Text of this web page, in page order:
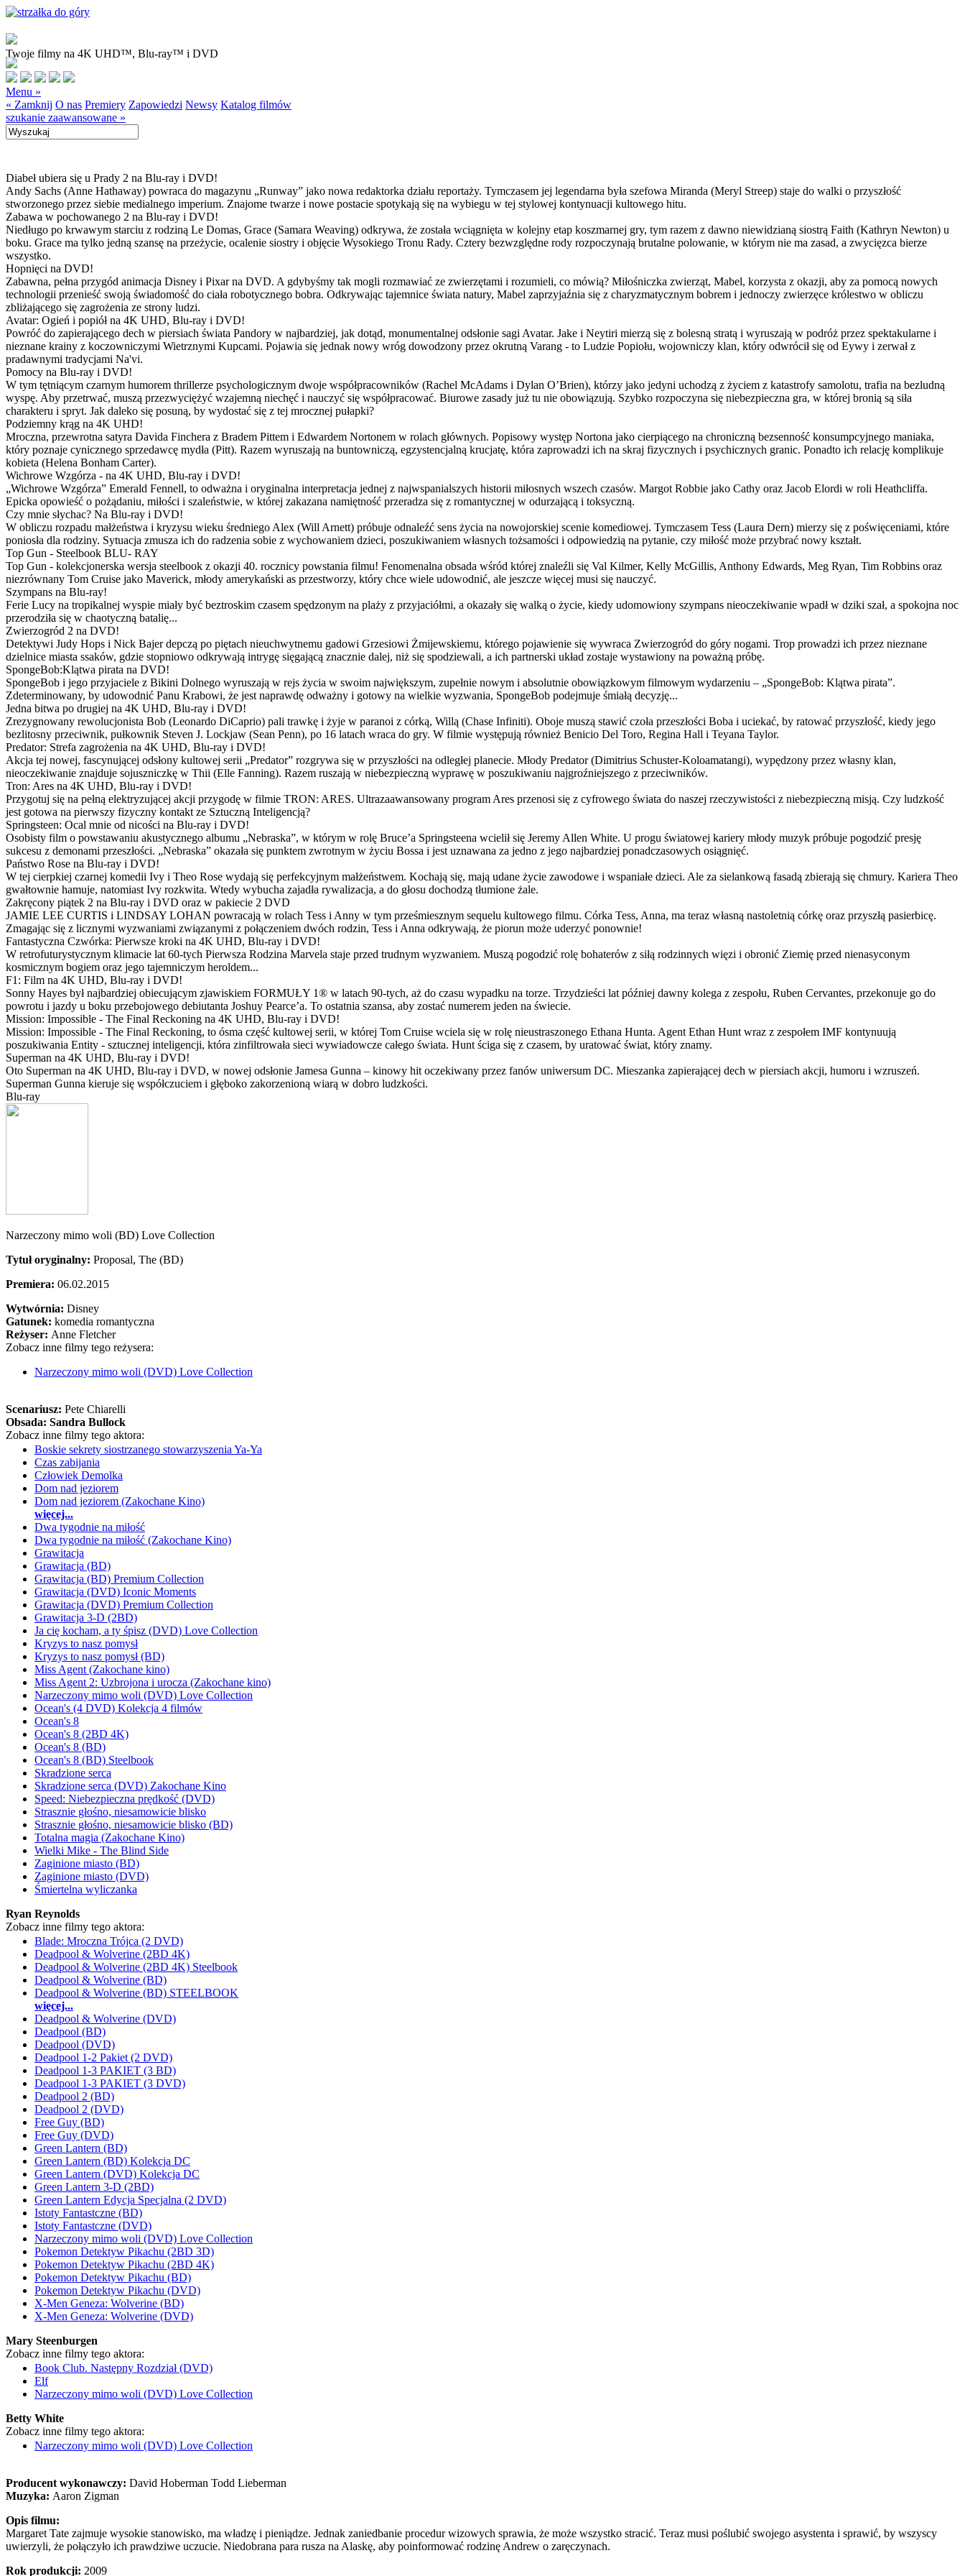
Twoje filmy na 4K UHD™, Blu-ray™ i DVD
Menu »
« Zamknij O nas Premiery Zapowiedzi Newsy Katalog filmów
szukanie zaawansowane »
Diabeł ubiera się u Prady 2 na Blu-ray i DVD!
Andy Sachs (Anne Hathaway) powraca do magazynu „Runway” jako nowa redaktorka działu reportaży. Tymczasem jej legendarna była szefowa Miranda (Meryl Streep) staje do walki o przyszłość
stworzonego przez siebie medialnego imperium. Znajome twarze i nowe postacie spotykają się na wybiegu w tej stylowej kontynuacji kultowego hitu.
Zabawa w pochowanego 2 na Blu-ray i DVD!
Niedługo po krwawym starciu z rodziną Le Domas, Grace (Samara Weaving) odkrywa, że została wciągnięta w kolejny etap koszmarnej gry, tym razem z dawno niewidzianą siostrą Faith (Kathryn Newton) u
boku. Grace ma tylko jedną szansę na przeżycie, ocalenie siostry i objęcie Wysokiego Tronu Rady. Cztery bezwzględne rody rozpoczynają brutalne polowanie, w którym nie ma zasad, a zwycięzca bierze
wszystko.
Hopnięci na DVD!
Zabawna, pełna przygód animacja Disney i Pixar na DVD. A gdybyśmy tak mogli rozmawiać ze zwierzętami i rozumieli, co mówią? Miłośniczka zwierząt, Mabel, korzysta z okazji, aby za pomocą nowych
technologii przenieść swoją świadomość do ciała robotycznego bobra. Odkrywając tajemnice świata natury, Mabel zaprzyjaźnia się z charyzmatycznym bobrem i jednoczy zwierzęce królestwo w obliczu
zbliżającego się zagrożenia ze strony ludzi.
Avatar: Ogień i popiół na 4K UHD, Blu-ray i DVD!
Powróć do zapierającego dech w piersiach świata Pandory w najbardziej, jak dotąd, monumentalnej odsłonie sagi Avatar. Jake i Neytiri mierzą się z bolesną stratą i wyruszają w podróż przez spektakularne i
nieznane krainy z koczowniczymi Wietrznymi Kupcami. Pojawia się jednak nowy wróg dowodzony przez okrutną Varang - to Ludzie Popiołu, wojowniczy klan, który odwrócił się od Eywy i zerwał z
pradawnymi tradycjami Na'vi.
Pomocy na Blu-ray i DVD!
W tym tętniącym czarnym humorem thrillerze psychologicznym dwoje współpracowników (Rachel McAdams i Dylan O’Brien), którzy jako jedyni uchodzą z życiem z katastrofy samolotu, trafia na bezludną
wyspę. Aby przetrwać, muszą przezwyciężyć wzajemną niechęć i nauczyć się współpracować. Biurowe zasady już tu nie obowiązują. Szybko rozpoczyna się niebezpieczna gra, w której bronią są siła
charakteru i spryt. Jak daleko się posuną, by wydostać się z tej mrocznej pułapki?
Podziemny krąg na 4K UHD!
Mroczna, przewrotna satyra Davida Finchera z Bradem Pittem i Edwardem Nortonem w rolach głównych. Popisowy występ Nortona jako cierpiącego na chroniczną bezsenność konsumpcyjnego maniaka,
który poznaje cynicznego sprzedawcę mydła (Pitt). Razem wyruszają na buntowniczą, egzystencjalną krucjatę, która zaprowadzi ich na skraj fizycznych i psychicznych granic. Ponadto ich relację komplikuje
kobieta (Helena Bonham Carter).
Wichrowe Wzgórza - na 4K UHD, Blu-ray i DVD!
„Wichrowe Wzgórza” Emerald Fennell, to odważna i oryginalna interpretacja jednej z najwspanialszych historii miłosnych wszech czasów. Margot Robbie jako Cathy oraz Jacob Elordi w roli Heathcliffa.
Epicka opowieść o pożądaniu, miłości i szaleństwie, w której zakazana namiętność przeradza się z romantycznej w odurzającą i toksyczną.
Czy mnie słychac? Na Blu-ray i DVD!
W obliczu rozpadu małżeństwa i kryzysu wieku średniego Alex (Will Arnett) próbuje odnaleźć sens życia na nowojorskiej scenie komediowej. Tymczasem Tess (Laura Dern) mierzy się z poświęceniami, które
poniosła dla rodziny. Sytuacja zmusza ich do radzenia sobie z wychowaniem dzieci, poszukiwaniem własnych tożsamości i odpowiedzią na pytanie, czy miłość może przybrać nowy kształt.
Top Gun - Steelbook BLU- RAY
Top Gun - kolekcjonerska wersja steelbook z okazji 40. rocznicy powstania filmu! Fenomenalna obsada wśród której znaleźli się Val Kilmer, Kelly McGillis, Anthony Edwards, Meg Ryan, Tim Robbins oraz
niezrównany Tom Cruise jako Maverick, młody amerykański as przestworzy, który chce wiele udowodnić, ale jeszcze więcej musi się nauczyć.
Szympans na Blu-ray!
Ferie Lucy na tropikalnej wyspie miały być beztroskim czasem spędzonym na plaży z przyjaciółmi, a okazały się walką o życie, kiedy udomowiony szympans nieoczekiwanie wpadł w dziki szał, a spokojna noc
przerodziła się w chaotyczną batalię...
Zwierzogród 2 na DVD!
Detektywi Judy Hops i Nick Bajer depczą po piętach nieuchwytnemu gadowi Grzesiowi Żmijewskiemu, którego pojawienie się wywraca Zwierzogród do góry nogami. Trop prowadzi ich przez nieznane
dzielnice miasta ssaków, gdzie stopniowo odkrywają intrygę sięgającą znacznie dalej, niż się spodziewali, a ich partnerski układ zostaje wystawiony na poważną próbę.
SpongeBob:Klątwa pirata na DVD!
SpongeBob i jego przyjaciele z Bikini Dolnego wyruszają w rejs życia w swoim największym, zupełnie nowym i absolutnie obowiązkowym filmowym wydarzeniu – „SpongeBob: Klątwa pirata”.
Zdeterminowany, by udowodnić Panu Krabowi, że jest naprawdę odważny i gotowy na wielkie wyzwania, SpongeBob podejmuje śmiałą decyzję...
Jedna bitwa po drugiej na 4K UHD, Blu-ray i DVD!
Zrezygnowany rewolucjonista Bob (Leonardo DiCaprio) pali trawkę i żyje w paranoi z córką, Willą (Chase Infiniti). Oboje muszą stawić czoła przeszłości Boba i uciekać, by ratować przyszłość, kiedy jego
bezlitosny przeciwnik, pułkownik Steven J. Lockjaw (Sean Penn), po 16 latach wraca do gry. W filmie występują również Benicio Del Toro, Regina Hall i Teyana Taylor.
Predator: Strefa zagrożenia na 4K UHD, Blu-ray i DVD!
Akcja tej nowej, fascynującej odsłony kultowej serii „Predator” rozgrywa się w przyszłości na odległej planecie. Młody Predator (Dimitrius Schuster-Koloamatangi), wypędzony przez własny klan,
nieoczekiwanie znajduje sojuszniczkę w Thii (Elle Fanning). Razem ruszają w niebezpieczną wyprawę w poszukiwaniu najgroźniejszego z przeciwników.
Tron: Ares na 4K UHD, Blu-ray i DVD!
Przygotuj się na pełną elektryzującej akcji przygodę w filmie TRON: ARES. Ultrazaawansowany program Ares przenosi się z cyfrowego świata do naszej rzeczywistości z niebezpieczną misją. Czy ludzkość
jest gotowa na pierwszy fizyczny kontakt ze Sztuczną Inteligencją?
Springsteen: Ocal mnie od nicości na Blu-ray i DVD!
Osobisty film o powstawaniu akustycznego albumu „Nebraska”, w którym w rolę Bruce’a Springsteena wcielił się Jeremy Allen White. U progu światowej kariery młody muzyk próbuje pogodzić presję
sukcesu z demonami przeszłości. „Nebraska” okazała się punktem zwrotnym w życiu Bossa i jest uznawana za jedno z jego najbardziej ponadczasowych osiągnięć.
Państwo Rose na Blu-ray i DVD!
W tej cierpkiej czarnej komedii Ivy i Theo Rose wydają się perfekcyjnym małżeństwem. Kochają się, mają udane życie zawodowe i wspaniałe dzieci. Ale za sielankową fasadą zbierają się chmury. Kariera Theo
gwałtownie hamuje, natomiast Ivy rozkwita. Wtedy wybucha zajadła rywalizacja, a do głosu dochodzą tłumione żale.
Zakręcony piątek 2 na Blu-ray i DVD oraz w pakiecie 2 DVD
JAMIE LEE CURTIS i LINDSAY LOHAN powracają w rolach Tess i Anny w tym prześmiesznym sequelu kultowego filmu. Córka Tess, Anna, ma teraz własną nastoletnią córkę oraz przyszłą pasierbicę.
Zmagając się z licznymi wyzwaniami związanymi z połączeniem dwóch rodzin, Tess i Anna odkrywają, że piorun może uderzyć ponownie!
Fantastyczna Czwórka: Pierwsze kroki na 4K UHD, Blu-ray i DVD!
W retrofuturystycznym klimacie lat 60-tych Pierwsza Rodzina Marvela staje przed trudnym wyzwaniem. Muszą pogodzić rolę bohaterów z siłą rodzinnych więzi i obronić Ziemię przed nienasyconym
kosmicznym bogiem oraz jego tajemniczym heroldem...
F1: Film na 4K UHD, Blu-ray i DVD!
Sonny Hayes był najbardziej obiecującym zjawiskiem FORMUŁY 1® w latach 90-tych, aż do czasu wypadku na torze. Trzydzieści lat później dawny kolega z zespołu, Ruben Cervantes, przekonuje go do
powrotu i jazdy u boku przebojowego debiutanta Joshuy Pearce’a. To ostatnia szansa, aby zostać numerem jeden na świecie.
Mission: Impossible - The Final Reckoning na 4K UHD, Blu-ray i DVD!
Mission: Impossible - The Final Reckoning, to ósma część kultowej serii, w której Tom Cruise wciela się w rolę nieustraszonego Ethana Hunta. Agent Ethan Hunt wraz z zespołem IMF kontynuują
poszukiwania Entity - sztucznej inteligencji, która zinfiltrowała sieci wywiadowcze całego świata. Hunt ściga się z czasem, by uratować świat, który znamy.
Superman na 4K UHD, Blu-ray i DVD!
Oto Superman na 4K UHD, Blu-ray i DVD, w nowej odsłonie Jamesa Gunna – kinowy hit oczekiwany przez fanów uniwersum DC. Mieszanka zapierającej dech w piersiach akcji, humoru i wzruszeń.
Superman Gunna kieruje się współczuciem i głęboko zakorzenioną wiarą w dobro ludzkości.
Blu-ray
Narzeczony mimo woli (BD) Love Collection
Tytuł oryginalny: Proposal, The (BD)
Premiera: 06.02.2015
Wytwórnia: Disney
Gatunek: komedia romantyczna
Reżyser: Anne Fletcher
Zobacz inne filmy tego reżysera:
Narzeczony mimo woli (DVD) Love Collection
Scenariusz: Pete Chiarelli
Obsada: Sandra Bullock
Zobacz inne filmy tego aktora:
Boskie sekrety siostrzanego stowarzyszenia Ya-Ya
Czas zabijania
Człowiek Demolka
Dom nad jeziorem
Dom nad jeziorem (Zakochane Kino)
więcej...
Dwa tygodnie na miłość
Dwa tygodnie na miłość (Zakochane Kino)
Grawitacja
Grawitacja (BD)
Grawitacja (BD) Premium Collection
Grawitacja (DVD) Iconic Moments
Grawitacja (DVD) Premium Collection
Grawitacja 3-D (2BD)
Ja cię kocham, a ty śpisz (DVD) Love Collection
Kryzys to nasz pomysł
Kryzys to nasz pomysł (BD)
Miss Agent (Zakochane kino)
Miss Agent 2: Uzbrojona i urocza (Zakochane kino)
Narzeczony mimo woli (DVD) Love Collection
Ocean's (4 DVD) Kolekcja 4 filmów
Ocean's 8
Ocean's 8 (2BD 4K)
Ocean's 8 (BD)
Ocean's 8 (BD) Steelbook
Skradzione serca
Skradzione serca (DVD) Zakochane Kino
Speed: Niebezpieczna prędkość (DVD)
Strasznie głośno, niesamowicie blisko
Strasznie głośno, niesamowicie blisko (BD)
Totalna magia (Zakochane Kino)
Wielki Mike - The Blind Side
Zaginione miasto (BD)
Zaginione miasto (DVD)
Śmiertelna wyliczanka
Ryan Reynolds
Zobacz inne filmy tego aktora:
Blade: Mroczna Trójca (2 DVD)
Deadpool & Wolverine (2BD 4K)
Deadpool & Wolverine (2BD 4K) Steelbook
Deadpool & Wolverine (BD)
Deadpool & Wolverine (BD) STEELBOOK
więcej...
Deadpool & Wolverine (DVD)
Deadpool (BD)
Deadpool (DVD)
Deadpool 1-2 Pakiet (2 DVD)
Deadpool 1-3 PAKIET (3 BD)
Deadpool 1-3 PAKIET (3 DVD)
Deadpool 2 (BD)
Deadpool 2 (DVD)
Free Guy (BD)
Free Guy (DVD)
Green Lantern (BD)
Green Lantern (BD) Kolekcja DC
Green Lantern (DVD) Kolekcja DC
Green Lantern 3-D (2BD)
Green Lantern Edycja Specjalna (2 DVD)
Istoty Fantastczne (BD)
Istoty Fantastczne (DVD)
Narzeczony mimo woli (DVD) Love Collection
Pokemon Detektyw Pikachu (2BD 3D)
Pokemon Detektyw Pikachu (2BD 4K)
Pokemon Detektyw Pikachu (BD)
Pokemon Detektyw Pikachu (DVD)
X-Men Geneza: Wolverine (BD)
X-Men Geneza: Wolverine (DVD)
Mary Steenburgen
Zobacz inne filmy tego aktora:
Book Club. Następny Rozdział (DVD)
Elf
Narzeczony mimo woli (DVD) Love Collection
Betty White
Zobacz inne filmy tego aktora:
Narzeczony mimo woli (DVD) Love Collection
Producent wykonawczy: David Hoberman Todd Lieberman
Muzyka: Aaron Zigman
Opis filmu:
Margaret Tate zajmuje wysokie stanowisko, ma władzę i pieniądze. Jednak zaniedbanie procedur wizowych sprawia, że może wszystko stracić. Teraz musi poślubić swojego asystenta i sprawić, by wszyscy
uwierzyli, że połączyło ich prawdziwe uczucie. Niedobrana para rusza na Alaskę, aby poinformować rodzinę Andrew o zaręczynach.
Rok produkcji: 2009